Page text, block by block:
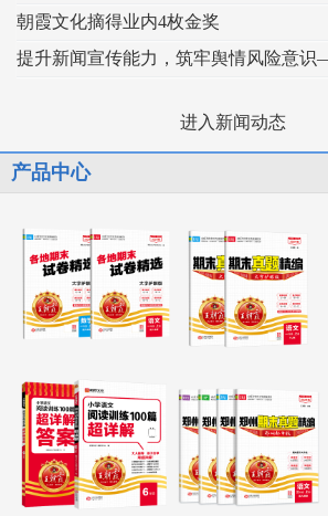
朝霞文化摘得业内4枚金奖
进入新闻动态
产品中心